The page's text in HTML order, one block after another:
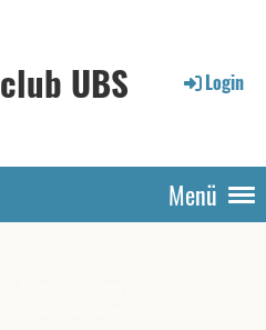
UBS Login
Menü